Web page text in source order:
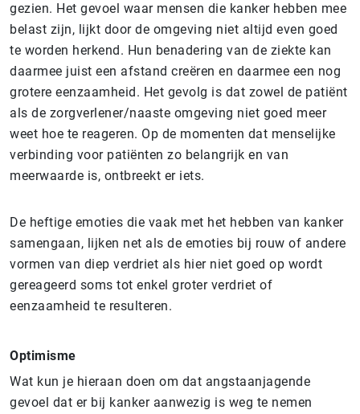
gezien. Het gevoel waar mensen die kanker hebben mee
belast zijn, lijkt door de omgeving niet altijd even goed
te worden herkend. Hun benadering van de ziekte kan
daarmee juist een afstand creëren en daarmee een nog
grotere eenzaamheid. Het gevolg is dat zowel de patiënt
als de zorgverlener/naaste omgeving niet goed meer
weet hoe te reageren. Op de momenten dat menselijke
verbinding voor patiënten zo belangrijk en van
meerwaarde is, ontbreekt er iets.
De heftige emoties die vaak met het hebben van kanker
samengaan, lijken net als de emoties bij rouw of andere
vormen van diep verdriet als hier niet goed op wordt
gereageerd soms tot enkel groter verdriet of
eenzaamheid te resulteren.
Optimisme
Wat kun je hieraan doen om dat angstaanjagende
gevoel dat er bij kanker aanwezig is weg te nemen